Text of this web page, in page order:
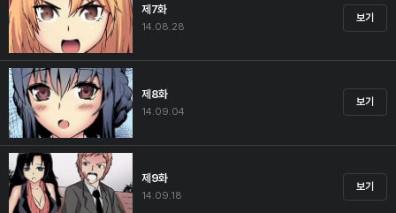
제7화
14.08.28
보기
제8화
14.09.04
보기
제9화
14.09.18
보기